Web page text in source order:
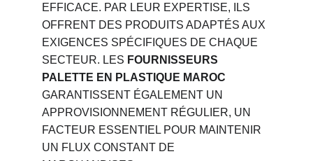
EFFICACE. PAR LEUR EXPERTISE, ILS
OFFRENT DES PRODUITS ADAPTÉS AUX
EXIGENCES SPÉCIFIQUES DE CHAQUE
SECTEUR. LES FOURNISSEURS
PALETTE EN PLASTIQUE MAROC
GARANTISSENT ÉGALEMENT UN
APPROVISIONNEMENT RÉGULIER, UN
FACTEUR ESSENTIEL POUR MAINTENIR
UN FLUX CONSTANT DE